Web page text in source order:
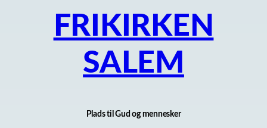
FRIKIRKEN
SALEM
Plads til Gud og mennesker